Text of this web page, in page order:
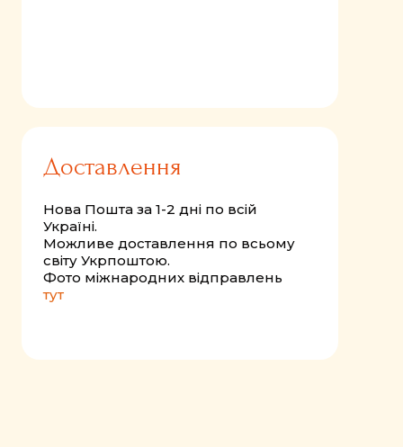
Нова Пошта за 1-2 дні по всій
Україні.
Можливе доставлення по всьому
світу Укрпоштою.
Фото міжнародних відправлень
тут
Доставлення